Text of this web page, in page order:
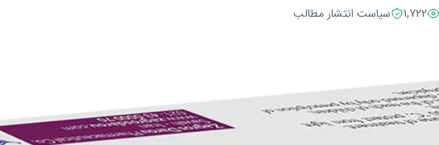
1,722 سیاست انتشار مطالب